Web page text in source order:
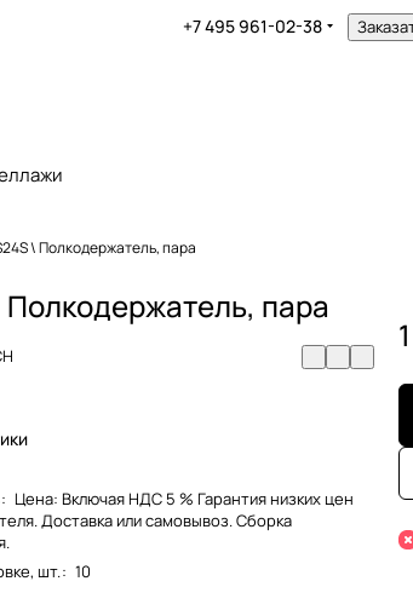
+7 495 961-02-38
\ Полкодержатель, пара
Полкодержатель, пара
: Цена: Включая НДС 5 % Гарантия низких цен
Доставка или самовывоз. Сборка
шт.: 10